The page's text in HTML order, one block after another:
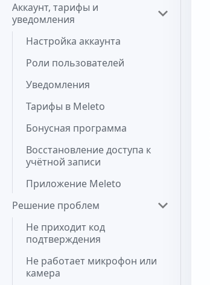
Аккаунт, тарифы и
уведомления
Настройка аккаунта
Роли пользователей
Уведомления
Тарифы в Meleto
Бонусная программа
Восстановление доступа к
учётной записи
Приложение Meleto
Решение проблем
Не приходит код
подтверждения
Не работает микрофон или
камера